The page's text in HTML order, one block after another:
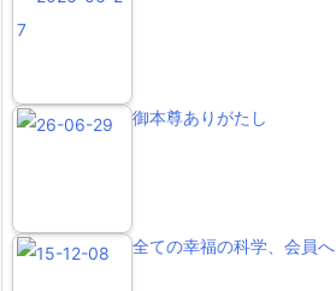
御本尊ありがたし
全ての幸福の科学、会員へ